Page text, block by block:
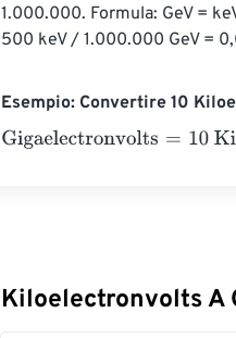
1.000.000. Formula: GeV =
500 keV / 1.000.000 GeV =
Esempio: Convertire 10
Gigaelectronvolts=10
Kiloelectronvolts A